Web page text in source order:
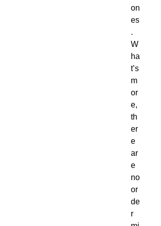
on
es
.
W
ha
t’s
m
or
e,
th
er
e
ar
e
no
or
de
r